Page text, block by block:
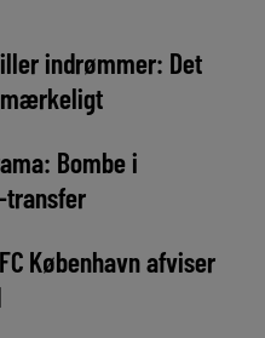
indrømmer: Det
Bombe i
København afviser